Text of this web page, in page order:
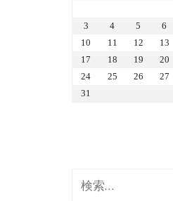
3
4 5 6
10
11 12 13
17
18 19 20
24
25 26 27
31